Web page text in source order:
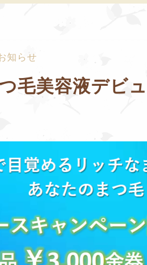
知らせ
毛美容液デビ